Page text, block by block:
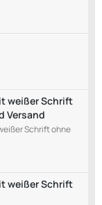
weißer Schrift
Versand
Schrift ohne
weißer Schrift